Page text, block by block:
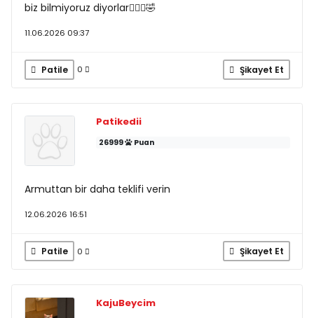
biz bilmiyoruz diyorlar🤦🏻‍♀️🤣
11.06.2026 09:37
Patile 0 Şikayet Et
Patikedii
26999 Puan
Armuttan bir daha teklifi verin
12.06.2026 16:51
Patile 0 Şikayet Et
KajuBeycim